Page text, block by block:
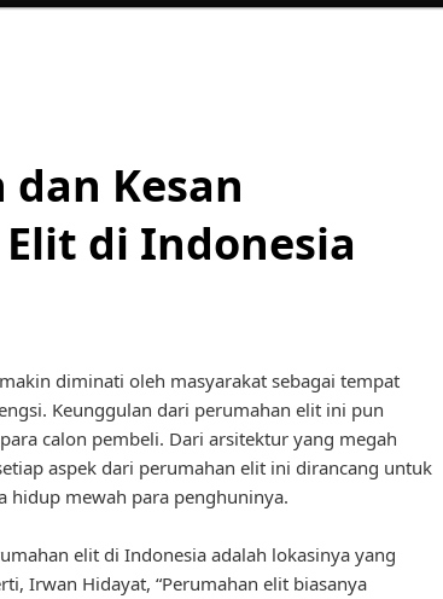
Kesan
di Indonesia
diminati oleh masyarakat sebagai tempat
Keunggulan dari perumahan elit ini pun
calon pembeli. Dari arsitektur yang megah
aspek dari perumahan elit ini dirancang untuk
hidup mewah para penghuninya.
elit di Indonesia adalah lokasinya yang
Irwan Hidayat, “Perumahan elit biasanya